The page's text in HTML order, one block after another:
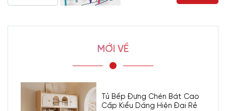
MỚI VỀ
Tủ Bếp Đựng Chén Bát Cao
Cấp Kiểu Dáng Hiện Đại Rẻ